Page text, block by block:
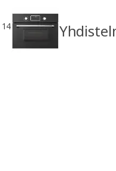
14